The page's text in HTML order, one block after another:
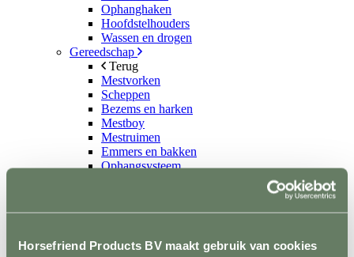
Horsefriend Products BV maakt gebruik van cookies
Ophanghaken
Hoofdstelhouders
Wassen en drogen
Gereedschap
Terug
Mestvorken
Scheppen
Bezems en harken
Mestboy
Mestruimen
Emmers en bakken
Ophangsysteem
Voerkamer